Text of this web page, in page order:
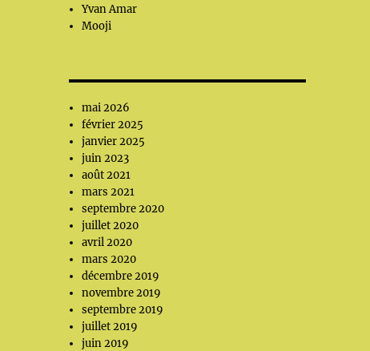
Yvan Amar
Mooji
mai 2026
février 2025
janvier 2025
juin 2023
août 2021
mars 2021
septembre 2020
juillet 2020
avril 2020
mars 2020
décembre 2019
novembre 2019
septembre 2019
juillet 2019
juin 2019